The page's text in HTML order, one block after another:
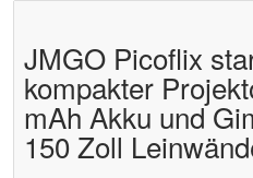
JMGO Picoflix
kompakter
mAh Akku und
150 Zoll